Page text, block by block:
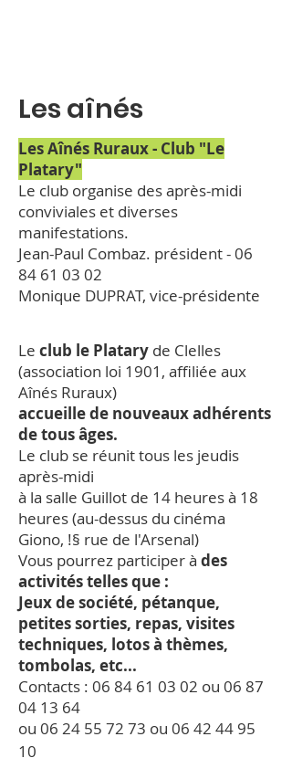
Les aînés
Les Aînés Ruraux - Club "Le
Platary"
Le club organise des après-midi
conviviales et diverses
manifestations.
Jean-Paul Combaz. président -06
84 61 03 02
Monique DUPRAT, vice-présidente
Le club le Platary de Clelles
(association loi 1901, affiliée aux
Aînés Ruraux)
accueille de nouveaux adhérents
de tous âges.
Le club se réunit tous les jeudis
après-midi
à la salle Guillot de 14 heures à 18
heures (au-dessus du cinéma
Giono, !§ rue de l'Arsenal)
Vous pourrez participer à des
activités telles que :
Jeux de société, pétanque,
petites sorties, repas, visites
techniques, lotos à thèmes,
tombolas, etc...
Contacts : 06 84 61 03 02 ou 06 87
04 13 64
ou 06 24 55 72 73 ou 06 42 44 95
10